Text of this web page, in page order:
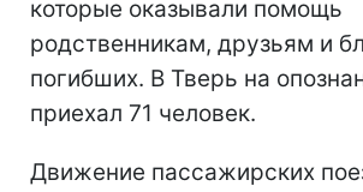
которые оказывали помощь
родственникам, друзьям и
погибших. В Тверь на
приехал 71 человек.
Движение пассажирских